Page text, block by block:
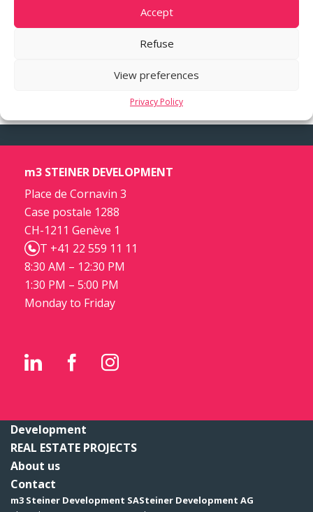
Accept
Refuse
View preferences
Privacy Policy
m3 STEINER DEVELOPMENT
Place de Cornavin 3
Case postale 1288
CH-1211 Genève 1
T +41 22 559 11 11
8:30 AM – 12:30 PM
1:30 PM – 5:00 PM
Monday to Friday
Development
REAL ESTATE PROJECTS
About us
Contact
m3 Steiner Development SASteiner Development AG